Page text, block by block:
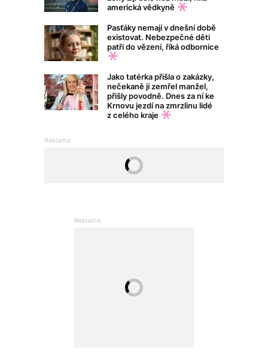
americká vědkyně
Pasťáky nemají v dnešní době
existovat. Nebezpečné děti
patří do vězení, říká odbornice
Jako tatérka přišla o zakázky,
nečekaně jí zemřel manžel,
přišly povodně. Dnes za ní ke
Krnovu jezdí na zmrzlinu lidé
z celého kraje